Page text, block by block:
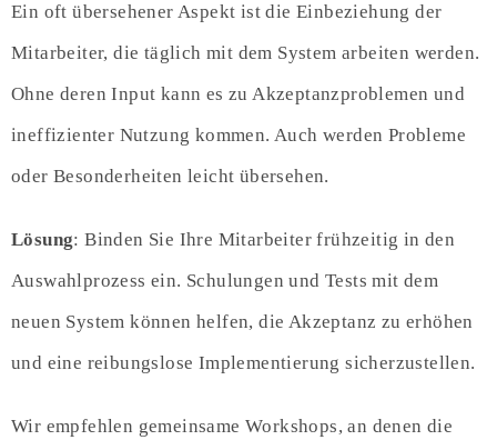
Ein oft übersehener Aspekt ist die Einbeziehung der
Mitarbeiter, die täglich mit dem System arbeiten werden.
Ohne deren Input kann es zu Akzeptanzproblemen und
ineffizienter Nutzung kommen. Auch werden Probleme
oder Besonderheiten leicht übersehen.
Lösung: Binden Sie Ihre Mitarbeiter frühzeitig in den
Auswahlprozess ein. Schulungen und Tests mit dem
neuen System können helfen, die Akzeptanz zu erhöhen
und eine reibungslose Implementierung sicherzustellen.
Wir empfehlen gemeinsame Workshops, an denen die